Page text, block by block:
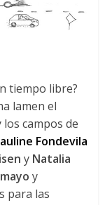
tiempo libre?
lamen el
campos de
Fondevila
y Natalia
y
para las